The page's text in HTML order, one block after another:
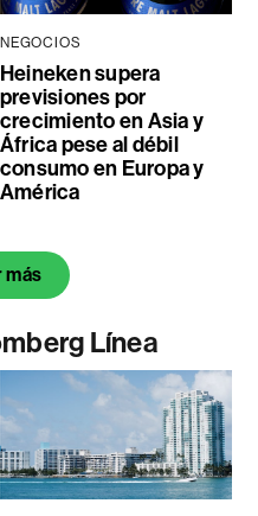
NEGOCIOS
Heineken supera
previsiones por
crecimiento en Asia y
África pese al débil
consumo en Europa y
América
más
Línea